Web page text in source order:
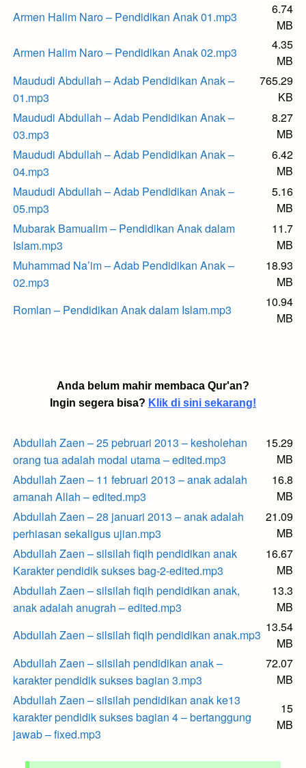
Armen Halim Naro – Pendidikan Anak 01.mp3
6.74
MB
Armen Halim Naro – Pendidikan Anak 02.mp3
4.35
MB
Maududi Abdullah – Adab Pendidikan Anak –
01.mp3
765.29
KB
Maududi Abdullah – Adab Pendidikan Anak –
03.mp3
8.27
MB
Maududi Abdullah – Adab Pendidikan Anak –
04.mp3
6.42
MB
Maududi Abdullah – Adab Pendidikan Anak –
05.mp3
5.16
MB
Mubarak Bamualim – Pendidikan Anak dalam
Islam.mp3
11.7
MB
Muhammad Na’im – Adab Pendidikan Anak –
02.mp3
18.93
MB
Romlan – Pendidikan Anak dalam Islam.mp3
10.94
MB
Anda belum mahir membaca Qur'an?
Ingin segera bisa? Klik di sini sekarang!
Abdullah Zaen – 25 pebruari 2013 – kesholehan
orang tua adalah modal utama – edited.mp3
15.29
MB
Abdullah Zaen – 11 februari 2013 – anak adalah
amanah Allah – edited.mp3
16.8
MB
Abdullah Zaen – 28 januari 2013 – anak adalah
perhiasan sekaligus ujian.mp3
21.09
MB
Abdullah Zaen – silsilah fiqih pendidikan anak
Karakter pendidik sukses bag-2-edited.mp3
16.67
MB
Abdullah Zaen – silsilah fiqih pendidikan anak,
anak adalah anugrah – edited.mp3
13.3
MB
Abdullah Zaen – silsilah fiqih pendidikan anak.mp3
13.54
MB
Abdullah Zaen – silsilah pendidikan anak –
karakter pendidik sukses bagian 3.mp3
72.07
MB
Abdullah Zaen – silsilah pendidikan anak ke13
karakter pendidik sukses bagian 4 – bertanggung
jawab – fixed.mp3
15
MB